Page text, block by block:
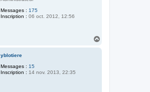
Messages : 175
Inscription : 06 oct. 2012, 12:56
yblotiere
Messages : 15
Inscription : 14 nov. 2013, 22:35